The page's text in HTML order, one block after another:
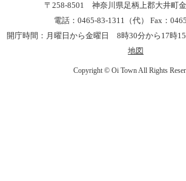
〒258-8501 神奈川県足柄上郡大井町
電話：0465-83-1311（代） Fax：
開庁時間：月曜日から金曜日 8時30分から17時15
地図
Copyright © Oi Town All Rights